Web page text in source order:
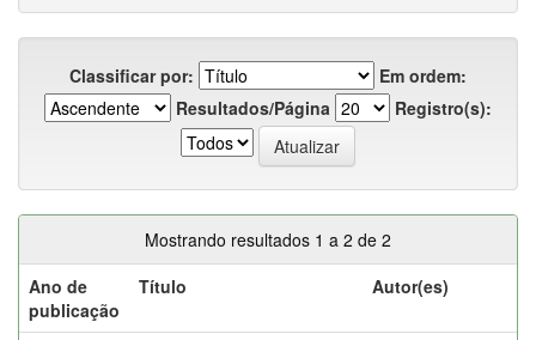
Classificar por:
Em ordem:
Resultados/Página
Registro(s):
Mostrando resultados 1 a 2 de 2
Ano de
publicação
Título Autor(es)